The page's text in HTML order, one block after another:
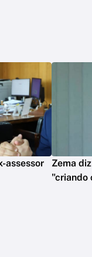
assessor
Zema
"criando